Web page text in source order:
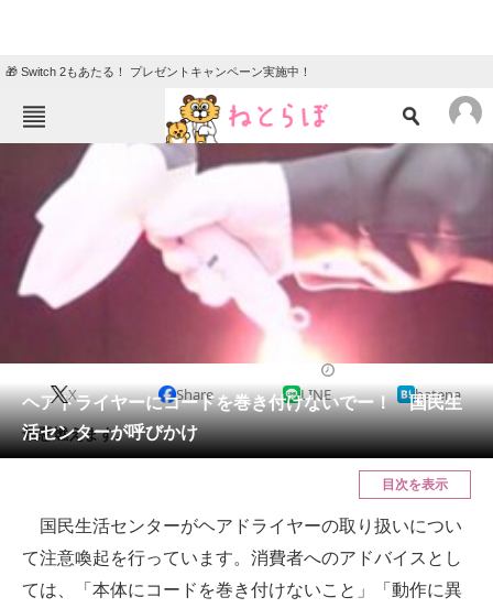
🎁 Switch 2もあたる！ プレゼントキャンペーン実施中！
ねとらぼメニュー
ニュース
エンタメ クイズ
グルメ 地域
住まい 教育・育児
会員記事
メディア
ITの今と未来を見通す
スマホと通信の最新トレンド
ヘアドライヤーにコードを巻き付けないでー！ 国民生
活センターが呼びかけ
X Share LINE hatena
最悪燃えます。
目次を表示
国民生活センターがヘアドライヤーの取り扱いについ
て注意喚起を行っています。消費者へのアドバイスとし
ては、「本体にコードを巻き付けないこと」「動作に異